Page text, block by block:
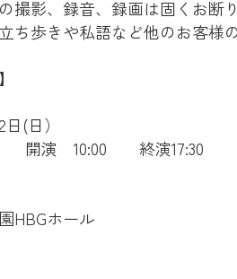
撮影、録音、録画は固くお断
ち歩きや私語など他のお客様
(日）
開演 10:00 終演17:30
HBGホール